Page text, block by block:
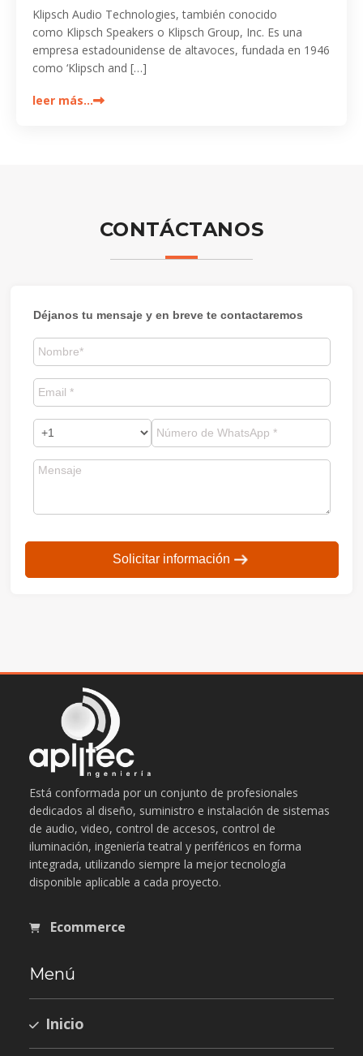
Klipsch Audio Technologies, también conocido
como Klipsch Speakers o Klipsch Group, Inc. Es una
empresa estadounidense de altavoces, fundada en 1946
como ‘Klipsch and […]
leer más…
CONTÁCTANOS
Déjanos tu mensaje y en breve te contactaremos
Solicitar información
Está conformada por un conjunto de profesionales
dedicados al diseño, suministro e instalación de sistemas
de audio, video, control de accesos, control de
iluminación, ingeniería teatral y periféricos en forma
integrada, utilizando siempre la mejor tecnología
disponible aplicable a cada proyecto.
Ecommerce
Menú
Inicio